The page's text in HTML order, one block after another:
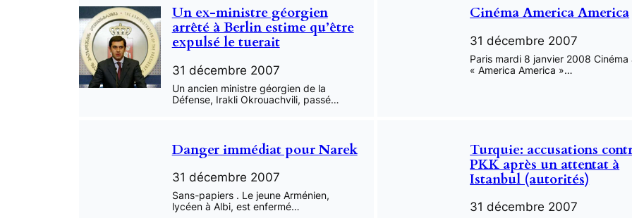
Un ex-ministre géorgien
arrêté à Berlin estime qu’être
expulsé le tuerait
31 décembre 2007
Un ancien ministre géorgien de la
Défense, Irakli Okrouachvili, passé…
Cinéma America America
31 décembre 2007
Paris mardi 8 janvier 2008 Cinéma
« America America »…
Danger immédiat pour Narek
31 décembre 2007
Sans-papiers . Le jeune Arménien,
lycéen à Albi, est enfermé…
Turquie: accusations
PKK après un attentat à
Istanbul (autorités)
31 décembre 2007